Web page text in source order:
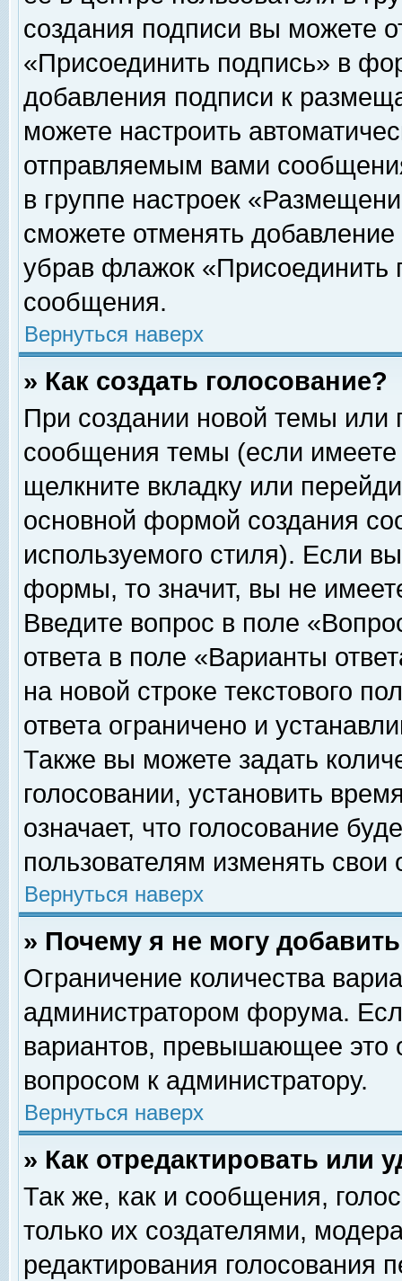
создания подписи вы можете
«Присоединить подпись» в
добавления подписи к
можете настроить
отправляемым вами
в группе настроек
сможете отменять
убрав флажок «Присоединить
сообщения.
Вернуться наверх
» Как создать голосование?
При создании новой темы или
сообщения темы (если
щелкните вкладку или
основной формой создания
используемого стиля). Если
формы, то значит, вы не
Введите вопрос в поле
ответа в поле «Варианты
на новой строке текстового
ответа ограничено и
Также вы можете задать
голосовании, установить
означает, что голосование
пользователям изменять свои
Вернуться наверх
» Почему я не могу
Ограничение количества
администратором форума.
вариантов, превышающее это
вопросом к администратору.
Вернуться наверх
» Как отредактировать или
Так же, как и сообщения,
только их создателями,
редактирования голосования